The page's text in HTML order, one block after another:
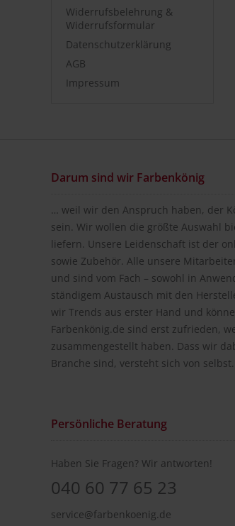
Widerrufsbelehrung &
Widerrufsformular
Datenschutzerklärung
AGB
Impressum
Darum sind wir Farbenkönig
… weil wir den Anspruch haben, der
sein. Wir wollen die größte Auswahl
liefern. Unsere Leidenschaft ist der
sowie Zubehör. Alle unsere
und sind vom Fach – sowohl in
ständigem Austausch mit den
wir Trends aus erster Hand und
Farbenkönig.de sind erst zufrieden,
zusammengestellt haben. Dass wir
Branche sind, versteht sich von selbst.
Persönliche Beratung
Haben Sie Fragen? Wir antworten!
040 60 77 65 23
service@farbenkoenig.de